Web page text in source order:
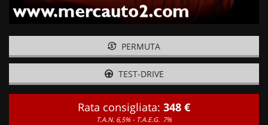
PERMUTA
TEST-DRIVE
Rata consigliata: 348 €
T.A.N. 6,5% - T.A.E.G. 7%